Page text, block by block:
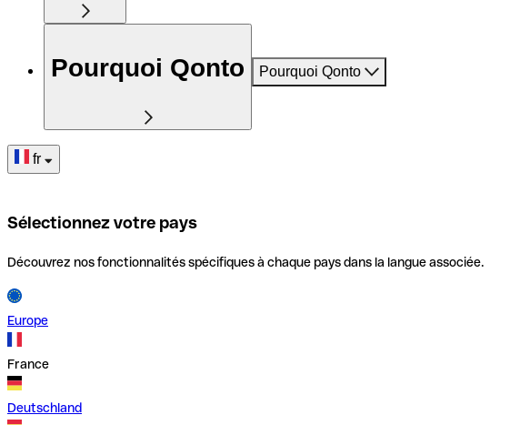
Pourquoi Qonto Pourquoi Qonto
fr
Sélectionnez votre pays
Découvrez nos fonctionnalités spécifiques à chaque pays dans la langue associée.
Europe
France
Deutschland